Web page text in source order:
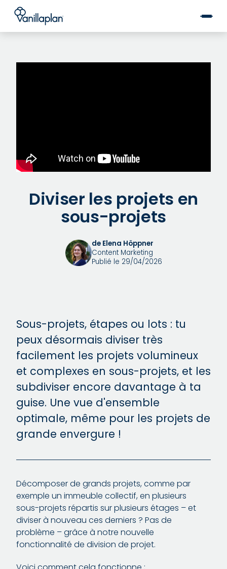
®
Diviser les projets en
sous-projets
de Elena Höppner
Content Marketing
Publié le 29/04/2026
Sous-projets, étapes ou lots : tu
peux désormais diviser très
facilement les projets volumineux
et complexes en sous-projets, et les
subdiviser encore davantage à ta
guise. Une vue d'ensemble
optimale, même pour les projets de
grande envergure !
Décomposer de grands projets, comme par
exemple un immeuble collectif, en plusieurs
sous-projets répartis sur plusieurs étages – et
diviser à nouveau ces derniers ? Pas de
problème – grâce à notre nouvelle
fonctionnalité de division de projet.